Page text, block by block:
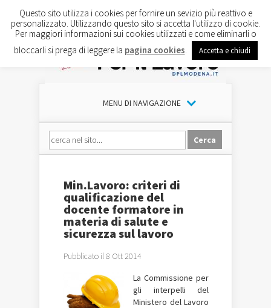
MENU DI NAVIGAZIONE
Min.Lavoro: criteri di
qualificazione del
docente formatore in
materia di salute e
sicurezza sul lavoro
Pubblicato il 8 Ott 2014
La Commissione per
gli interpelli del
Ministero del Lavoro
Questo sito utilizza i cookies per fornire un sevizio più reattivo e
personalizzato. Utilizzando questo sito si accetta l'utilizzo di cookie.
Per maggiori informazioni sui cookies utilizzati e come eliminarli o
bloccarli si prega di leggere la pagina cookies Accetta e chiudi